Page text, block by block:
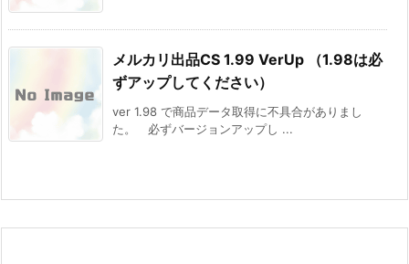
メルカリ出品CS 1.99 VerUp （1.98は必
ずアップしてください）
ver 1.98 で商品データ取得に不具合がありまし
た。 必ずバージョンアップし ...